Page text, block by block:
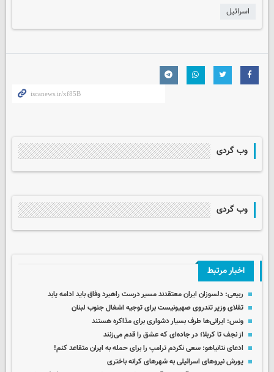
اسرائیل
وب گردی
وب گردی
اخبار مرتبط
ربیعی: دلسوزان ایران معتقدند مسیر درست راهبرد وفاق باید ادامه یابد
تقلای وزیر تندروی صهیونیست برای توجیه اشغال جنوب لبنان
ونس: ایرانی‌ها طرف بسیار دشواری برای مذاکره هستند
از نجف تا کربلا؛ در جاده‌ای که عشق را قدم می‌زنند
ادعای نتانیاهو: سعی نکردم ترامپ را برای حمله به ایران متقاعد کنم!
یورش نیروهای اسرائیلی به شهرهای کرانه باختری